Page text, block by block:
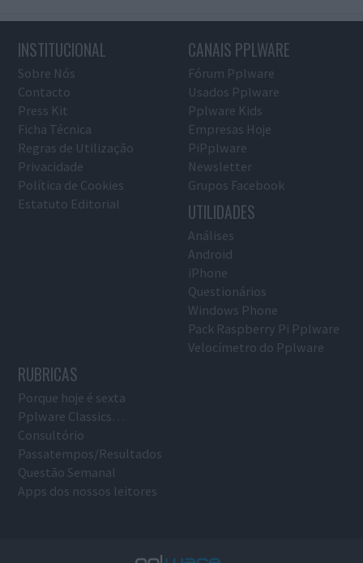
INSTITUCIONAL
Sobre Nós
Contacto
Press Kit
Ficha Técnica
Regras de Utilização
Privacidade
Política de Cookies
Estatuto Editorial
CANAIS PPLWARE
Fórum Pplware
Usados Pplware
Pplware Kids
Empresas Hoje
PiPplware
Newsletter
Grupos Facebook
UTILIDADES
Análises
Android
iPhone
Questionários
Windows Phone
Pack Raspberry Pi Pplware
Velocímetro do Pplware
RUBRICAS
Porque hoje é sexta
Pplware Classics…
Consultório
Passatempos/Resultados
Questão Semanal
Apps dos nossos leitores